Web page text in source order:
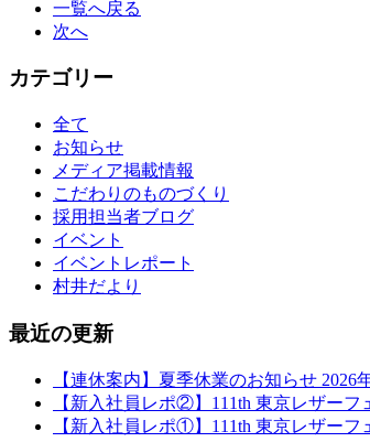
一覧へ戻る
次へ
カテゴリー
全て
お知らせ
メディア掲載情報
こだわりのものづくり
採用担当者ブログ
イベント
イベントレポート
村井だより
最近の更新
【連休案内】夏季休業のお知らせ 2026
【新入社員レポ②】111th 東京レザーフ
【新入社員レポ①】111th 東京レザーフ